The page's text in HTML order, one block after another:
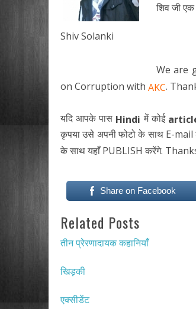
Shiv Solanki
शिव जी
We are
on Corruption with AKC.
यदि आपके पास Hindi में कोई
कृपया उसे अपनी फोटो के साथ E-mail
के साथ यहाँ PUBLISH करेंगे.
Share on Facebook
Related Posts
तीन प्रेरणादायक कहानियाँ
खिड़की
एक्सीडेंट